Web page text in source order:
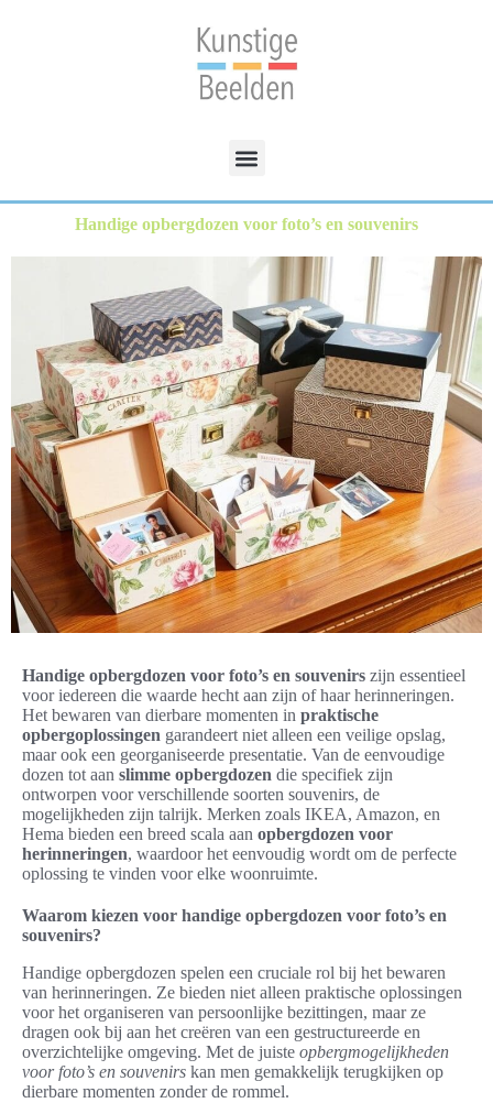
Handige opbergdozen voor foto’s en souvenirs
Handige opbergdozen voor foto’s en souvenirs zijn essentieel
voor iedereen die waarde hecht aan zijn of haar herinneringen.
Het bewaren van dierbare momenten in praktische
opbergoplossingen garandeert niet alleen een veilige opslag,
maar ook een georganiseerde presentatie. Van de eenvoudige
dozen tot aan slimme opbergdozen die specifiek zijn
ontworpen voor verschillende soorten souvenirs, de
mogelijkheden zijn talrijk. Merken zoals IKEA, Amazon, en
Hema bieden een breed scala aan opbergdozen voor
herinneringen, waardoor het eenvoudig wordt om de perfecte
oplossing te vinden voor elke woonruimte.
Waarom kiezen voor handige opbergdozen voor foto’s en
souvenirs?
Handige opbergdozen spelen een cruciale rol bij het bewaren
van herinneringen. Ze bieden niet alleen praktische oplossingen
voor het organiseren van persoonlijke bezittingen, maar ze
dragen ook bij aan het creëren van een gestructureerde en
overzichtelijke omgeving. Met de juiste opbergmogelijkheden
voor foto’s en souvenirs kan men gemakkelijk terugkijken op
dierbare momenten zonder de rommel.